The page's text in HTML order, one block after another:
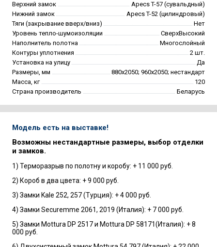
Верхний замок
Apecs T-57 (сувальдный)
Нижний замок
Apecs T-52 (цилиндровый)
Тяги (закрывание вверх/вниз)
Нет
Уровень тепло-шумоизоляции
СверхВысокий
Наполнитель полотна
Многослойный
Контуры уплотнения
2 шт.
Установка на улицу
Да
Размеры, мм
880х2050; 960х2050; нестандарт
Масса, кг
120
Страна производитель
Беларусь
Модель есть на выставке!
Возможны нестандартные размеры, выбор отделки
и замков.
1) Терморазрыв по полотну и коробу: + 11 000 руб.
2) Короб в два цвета: + 9 000 руб.
3) Замки Kale 252, 257 (Турция): + 4 000 руб.
4) Замки Securemme 2061, 2019 (Италия): + 7 000 руб.
5) Замки Mottura DP 2517 и Mottura DP 58171(Италия): + 8
000 руб.